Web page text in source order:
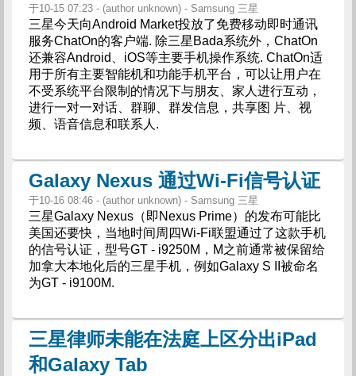
于10-15 07:23 - (author unknown) - Samsung 三星
三星今天向Android Market投放了免费移动即时通讯
服务ChatOn的客户端. 除三星Bada系统外，ChatOn
还兼容Android、iOS等主要手机操作系统. ChatOn适
用于所有主要智能机和功能手机平台，可以让用户在
不受系统平台限制的情况下与朋友、家人进行互动，
进行一对一对话、群聊、群发信息，共享图 片、视
频、语音信息和联系人.
Galaxy Nexus 通过Wi-Fi信号认证
于10-16 08:46 - (author unknown) - Samsung 三星
三星Galaxy Nexus（即Nexus Prime）的发布可能比
美国还要快，当地时间周四Wi-Fi联盟通过了这款手机
的信号认证，型号GT - i9250M，M之前通常被保留给
加拿大本地化后的三星手机，例如Galaxy S II被命名
为GT - i9100M.
三星律师未能在法庭上区分出iPad
和Galaxy Tab